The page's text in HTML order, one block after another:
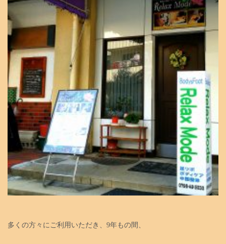
多くの方々にご利用いただき、9年もの間、